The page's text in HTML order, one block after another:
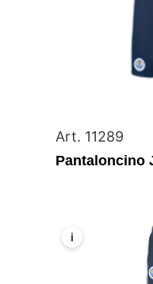
Art. 11289
Pantaloncino
i